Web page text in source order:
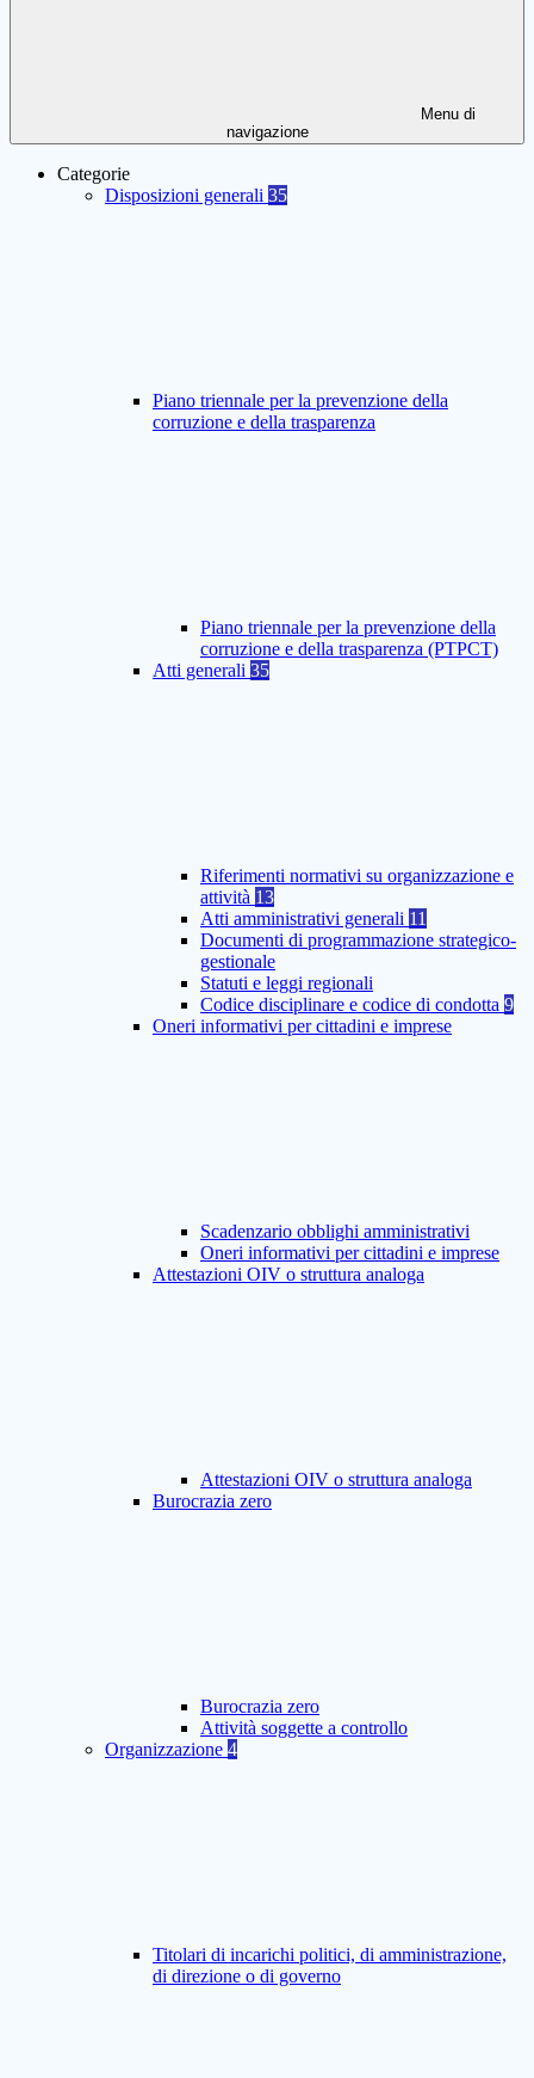
Menu di
navigazione
Categorie
Disposizioni generali 35
Piano triennale per la prevenzione della
corruzione e della trasparenza
Piano triennale per la prevenzione della
corruzione e della trasparenza (PTPCT)
Atti generali 35
Riferimenti normativi su organizzazione e
attività 13
Atti amministrativi generali 11
Documenti di programmazione strategico-
gestionale
Statuti e leggi regionali
Codice disciplinare e codice di condotta 9
Oneri informativi per cittadini e imprese
Scadenzario obblighi amministrativi
Oneri informativi per cittadini e imprese
Attestazioni OIV o struttura analoga
Attestazioni OIV o struttura analoga
Burocrazia zero
Burocrazia zero
Attività soggette a controllo
Organizzazione 4
Titolari di incarichi politici, di amministrazione,
di direzione o di governo